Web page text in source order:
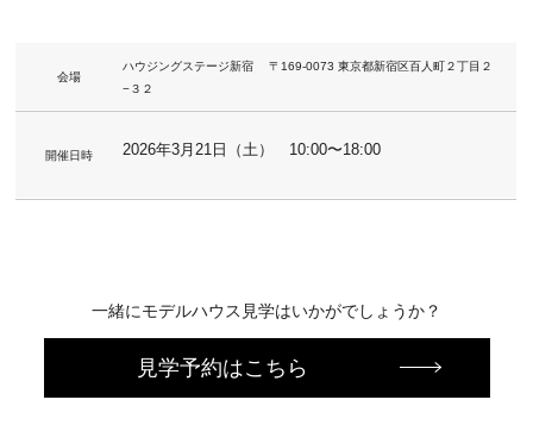
会場
ハウジングステージ新宿 〒169-0073 東京都新宿区百人町２丁目２
−３２
開催日時 2026年3月21日（土） 10:00〜18:00
一緒にモデルハウス見学はいかがでしょうか？
見学予約はこちら